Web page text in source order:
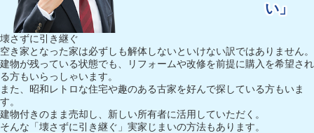
い」
壊さずに引き継ぐ
空き家となった家は必ずしも解体しないといけない訳ではありません。
建物が残っている状態でも、リフォームや改修を前提に購入を希望され
る方もいらっしゃいます。
また、昭和レトロな住宅や趣のある古家を好んで探している方もいま
す。
建物付きのまま売却し、新しい所有者に活用していただく。
そんな「壊さずに引き継ぐ」実家じまいの方法もあります。